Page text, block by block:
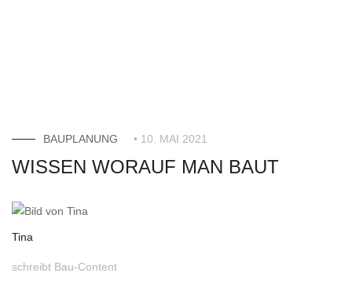
BAUPLANUNG • 10. MAI 2021
WISSEN WORAUF MAN BAUT
Tina
schreibt Bau-Content